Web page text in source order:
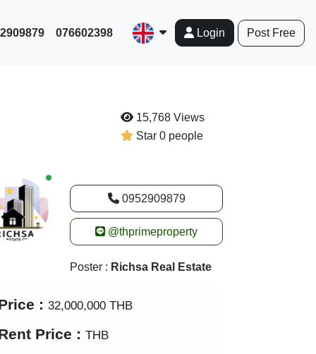
076602398 Login Post Free
15,768 Views
Star 0 people
New alerts
0952909879
@thprimeproperty
Poster : Richsa Real Estate
: 32,000,000 THB
Price : THB